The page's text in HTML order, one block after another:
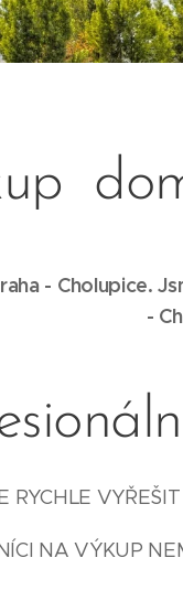
- Cholupice.
-
RYCHLE
NA VÝKUP